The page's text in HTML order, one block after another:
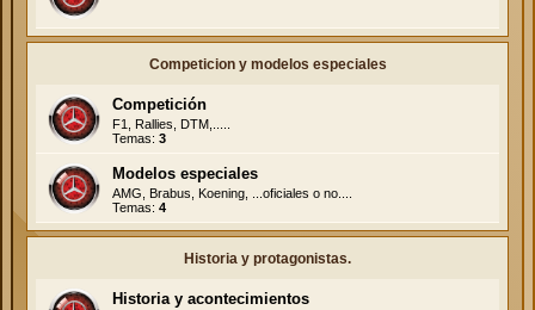
Competicion y modelos especiales
Competición
F1, Rallies, DTM,.....
Temas: 3
Modelos especiales
AMG, Brabus, Koening, ...oficiales o no....
Temas: 4
Historia y protagonistas.
Historia y acontecimientos